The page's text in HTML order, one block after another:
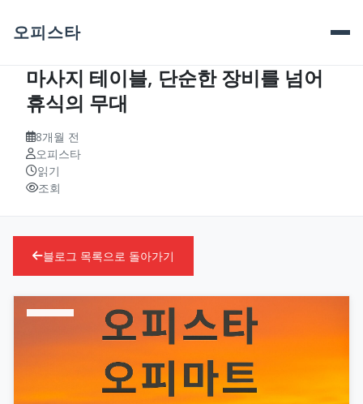
오피스타
마사지 테이블, 단순한 장비를 넘어
휴식의 무대
8개월 전
오피스타
읽기
조회
블로그 목록으로 돌아가기